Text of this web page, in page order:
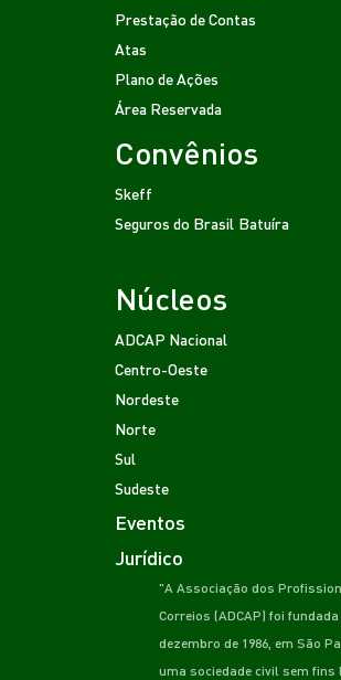
Prestação de Contas
Atas
Plano de Ações
Área Reservada
Convênios
Skeff
Seguros do Brasil Batuíra
Núcleos
ADCAP Nacional
Centro-Oeste
Nordeste
Norte
Sul
Sudeste
Eventos
Jurídico
"A Associação dos
Correios (ADCAP) foi fundada
dezembro de 1986, em São
uma sociedade civil sem fins